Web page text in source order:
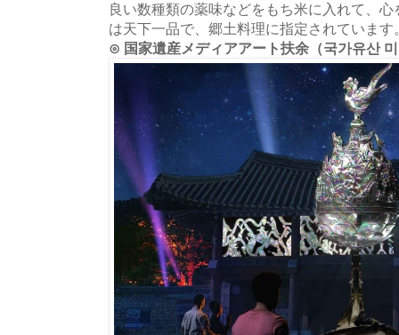
良い数種類の薬味などをもち米に入れて、
は天下一品で、郷土料理に指定されています
⊙ 国家遺産メディアアート扶余（국가유산